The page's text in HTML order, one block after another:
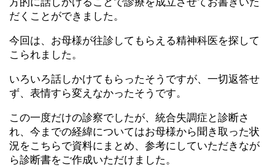
方的に話しかけることで診療を成立させてお書きいた
だくことができました。
今回は、お母様が往診してもらえる精神科医を探して
こられました。
いろいろ話しかけてもらったそうですが、一切返答せ
ず、表情すら変えなかったそうです。
この一度だけの診察でしたが、統合失調症と診断さ
れ、今までの経緯についてはお母様から聞き取った状
況をこちらで資料にまとめ、参考にしていただきなが
ら診断書をご作成いただけました。